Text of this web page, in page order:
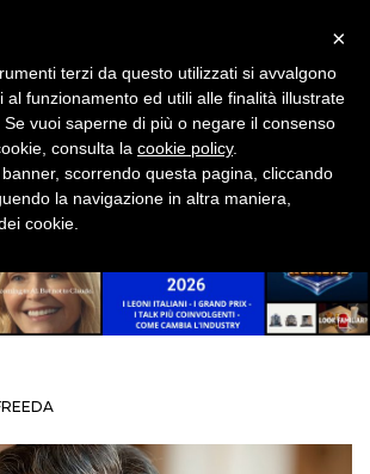
×
terzi da questo utilizzati si avvalgono
al funzionamento ed utili alle finalità illustrate
Se vuoi saperne di più o negare il consenso
consulta la cookie policy.
scorrendo questa pagina, cliccando
la navigazione in altra maniera,
cookie.